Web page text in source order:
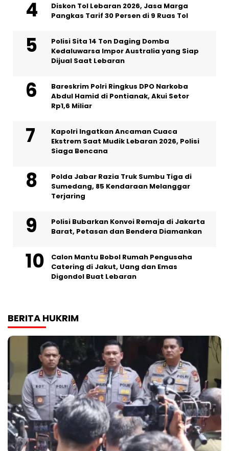
Diskon Tol Lebaran 2026, Jasa Marga
Pangkas Tarif 30 Persen di 9 Ruas Tol
Polisi Sita 14 Ton Daging Domba
Kedaluwarsa Impor Australia yang Siap
Dijual Saat Lebaran
Bareskrim Polri Ringkus DPO Narkoba
Abdul Hamid di Pontianak, Akui Setor
Rp1,6 Miliar
Kapolri Ingatkan Ancaman Cuaca
Ekstrem Saat Mudik Lebaran 2026, Polisi
Siaga Bencana
Polda Jabar Razia Truk Sumbu Tiga di
Sumedang, 85 Kendaraan Melanggar
Terjaring
Polisi Bubarkan Konvoi Remaja di Jakarta
Barat, Petasan dan Bendera Diamankan
Calon Mantu Bobol Rumah Pengusaha
Catering di Jakut, Uang dan Emas
Digondol Buat Lebaran
BERITA HUKRIM